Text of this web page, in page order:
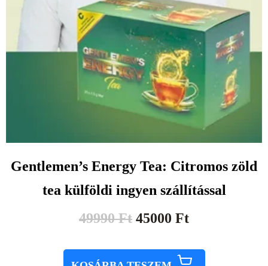
Gentlemen’s Energy Tea: Citromos zöld
tea külföldi ingyen szállítással
49990Ft 45000 Ft